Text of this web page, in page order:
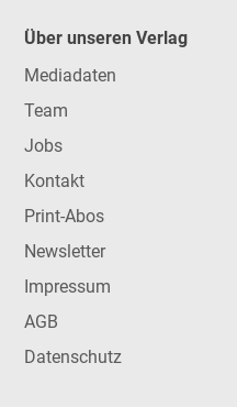
Über unseren Verlag
Mediadaten
Team
Jobs
Kontakt
Print-Abos
Newsletter
Impressum
AGB
Datenschutz